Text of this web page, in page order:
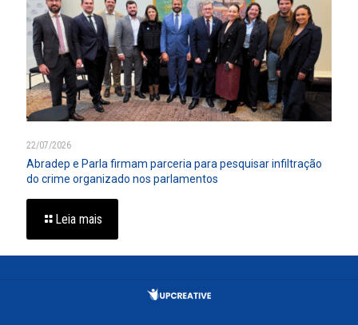
22/07/2026
Abradep e Parla firmam parceria para pesquisar infiltração
do crime organizado nos parlamentos
Leia mais